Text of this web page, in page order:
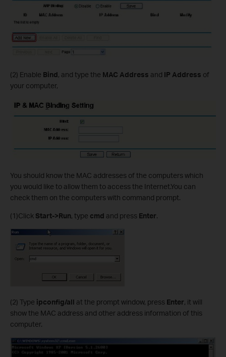
(2) Enable Bind, and type the MAC Address and IP Address of
your computer,
You should know the MAC addresses of the computers which
you would like to allow them to access the Internet.You can
check them on the computers with command prompt.
(1)Click Start->Run, type cmd and press Enter.
(2) Type ipconfig/all at the prompt window, press Enter, it will
show the MAC address and other address information of this
computer.